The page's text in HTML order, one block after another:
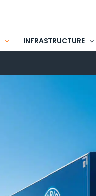
INFRASTRUCTURE